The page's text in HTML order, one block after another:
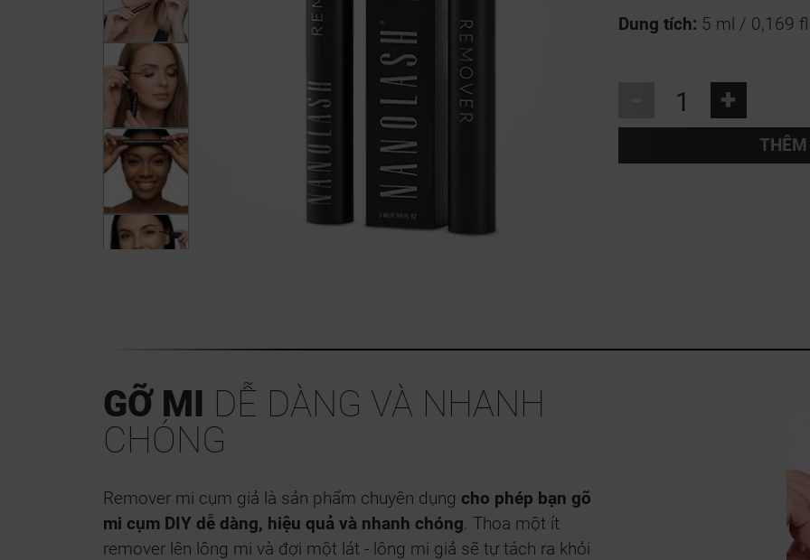
Dung tích: 5 ml / 0,169
+
THÊM
GỠ MI DỄ DÀNG VÀ NHANH
CHÓNG
Remover mi cụm giả là sản phẩm chuyên dụng cho phép bạn gõ
mi cụm DIY dễ dàng, hiệu quả và nhanh chóng. Thoa một ít
remover lên lông mi và đợi một lát - lông mi giả sẽ tự tách ra khỏi